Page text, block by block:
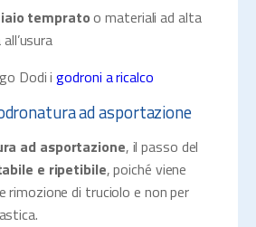
tempratoo materiali ad alta
Dodi igodroni a ricalco
ad asportazione
ad asportazione, il passo del
e ripetibile, poiché viene
di truciolo e non per